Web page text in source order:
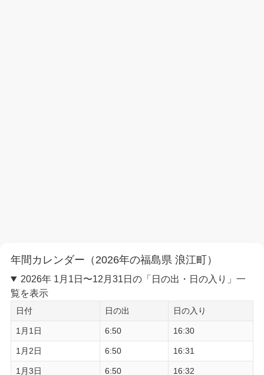
年間カレンダー（2026年の福島県 浪江町）
2026年 1月1日〜12月31日の「日の出・日の入り」一
覧を表示
日付 日の出 日の入り
1月1日 6:50 16:30
1月2日 6:50 16:31
1月3日 6:50 16:32